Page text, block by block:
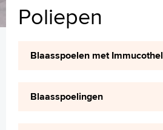
Poliepen
Blaasspoelen met Immucothel
Blaasspoelingen